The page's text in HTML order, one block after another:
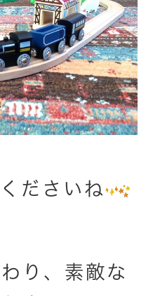
ださいね
り、素敵な